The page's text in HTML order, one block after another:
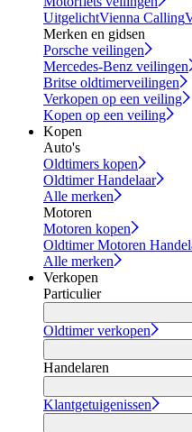
UitgelichtVienna Calling
Merken en gidsen
Porsche veilingen
Mercedes-Benz veilingen
Britse oldtimerveilingen
Verkopen op een veiling
Kopen op een veiling
Kopen
Auto's
Oldtimers kopen
Oldtimer Handelaar
Alle merken
Motoren
Motoren kopen
Oldtimer Motoren
Alle merken
Verkopen
Particulier
Oldtimer verkopen
Handelaren
Klantgetuigenissen